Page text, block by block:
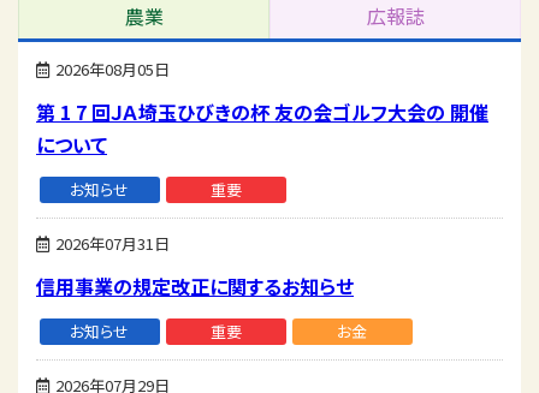
農業
広報誌
2026年08月05日
第 1 7 回ＪＡ埼玉ひびきの杯 友の会ゴルフ大会の 開催
について
お知らせ 重要
2026年07月31日
信用事業の規定改正に関するお知らせ
お知らせ 重要 お金
2026年07月29日